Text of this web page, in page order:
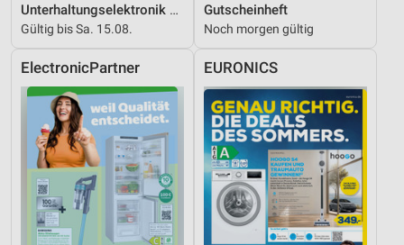
Unterhaltungselektronik 08/2026
Gültig bis Sa. 15.08.
Gutscheinheft
Noch morgen gültig
ElectronicPartner EURONICS
Werbung